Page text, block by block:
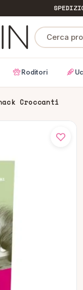
Cerca
Roditori
Croccanti